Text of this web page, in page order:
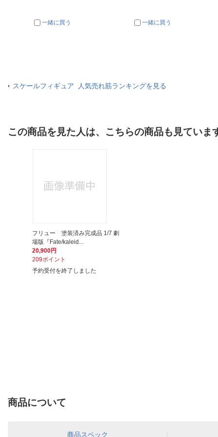
一緒に買う 一緒に買う
スケールフィギュア 人気売れ筋ランキングを見る
この商品を見た人は、こちらの商品も見ていま
フリュー 塗装済み完成品 1/7 劇
場版『Fate/kaleid...
20,900円
209ポイント
予約受付を終了しました
商品について
商品スペック